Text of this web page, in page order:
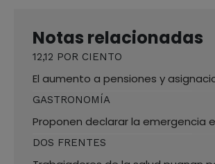
Notas relacionadas
12,12 POR CIENTO
El aumento a pensiones y
GASTRONOMÍA
Proponen declarar la emergencia
DOS FRENTES